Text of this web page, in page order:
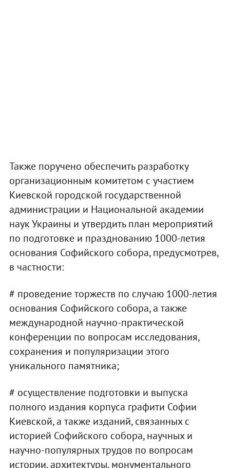
Также поручено обеспечить разработку
организационным комитетом с участием
Киевской городской государственной
администрации и Национальной академии
наук Украины и утвердить план мероприятий
по подготовке и празднованию 1000-летия
основания Софийского собора, предусмотрев,
в частности:
# проведение торжеств по случаю 1000-летия
основания Софийского собора, а также
международной научно-практической
конференции по вопросам исследования,
сохранения и популяризации этого
уникального памятника;
# осуществление подготовки и выпуска
полного издания корпуса графити Софии
Киевской, а также изданий, связанных с
историей Софийского собора, научных и
научно-популярных трудов по вопросам
истории, архитектуры, монументального